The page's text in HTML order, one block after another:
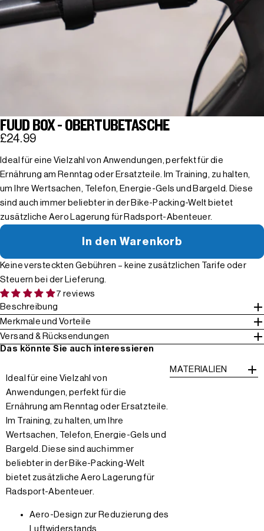
FUUD BOX - OBERTUBETASCHE
£24.99
Ideal für eine Vielzahl von Anwendungen, perfekt für die
Ernährung am Renntag oder Ersatzteile. Im Training, zu halten,
um Ihre Wertsachen, Telefon, Energie-Gels und Bargeld. Diese
sind auch immer beliebter in der Bike-Packing-Welt bietet
zusätzliche Aero Lagerung für Radsport-Abenteuer.
In den Warenkorb
Keine versteckten Gebühren – keine zusätzlichen Tarife oder
Steuern bei der Lieferung.
7 reviews
Beschreibung
Merkmale und Vorteile
Versand & Rücksendungen
Das könnte Sie auch interessieren
Ideal für eine Vielzahl von
Anwendungen, perfekt für die
Ernährung am Renntag oder Ersatzteile.
Im Training, zu halten, um Ihre
Wertsachen, Telefon, Energie-Gels und
Bargeld. Diese sind auch immer
beliebter in der Bike-Packing-Welt
bietet zusätzliche Aero Lagerung für
Radsport-Abenteuer.
Aero-Design zur Reduzierung des
Luftwiderstands.
MATERIALIEN